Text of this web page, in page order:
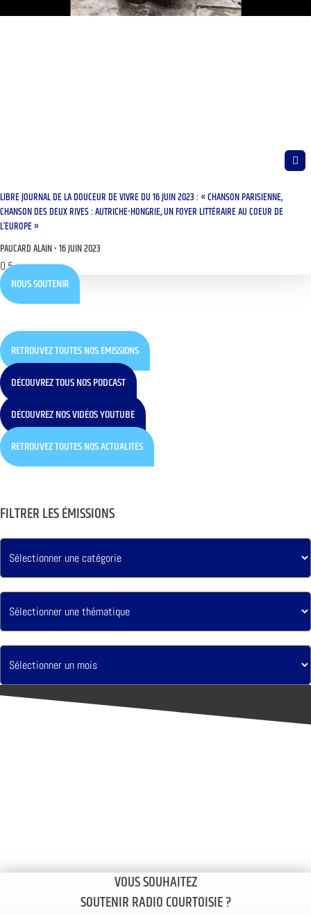
LIBRE JOURNAL DE LA DOUCEUR DE VIVRE DU 16 JUIN 2023 : « CHANSON PARISIENNE,
CHANSON DES DEUX RIVES : AUTRICHE-HONGRIE, UN FOYER LITTÉRAIRE AU COEUR DE
L’EUROPE »
PAUCARD ALAIN 16 JUIN 2023
NOUS SOUTENIR
RETROUVEZ TOUTES NOS ÉMISSIONS
DÉCOUVREZ TOUS NOS PODCAST
DÉCOUVREZ NOS VIDÉOS YOUTUBE
RETROUVEZ TOUTES NOS ACTUALITÉS
FILTRER LES ÉMISSIONS
VOUS SOUHAITEZ
SOUTENIR RADIO COURTOISIE ?